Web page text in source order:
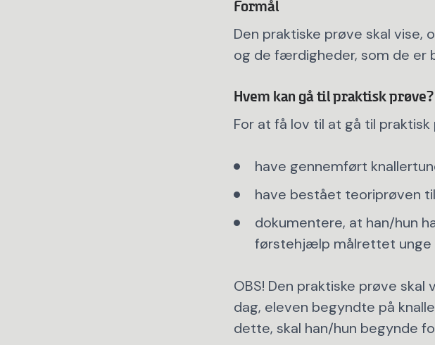
Formål
Den praktiske prøve skal vise,
og de færdigheder, som de er
Hvem kan gå til praktisk prøve?
For at få lov til at gå til praktisk
have gennemført
have bestået teoriprøven
dokumentere, at han/hun
førstehjælp målrettet unge
OBS! Den praktiske prøve
dag, eleven begyndte på
dette, skal han/hun begynde